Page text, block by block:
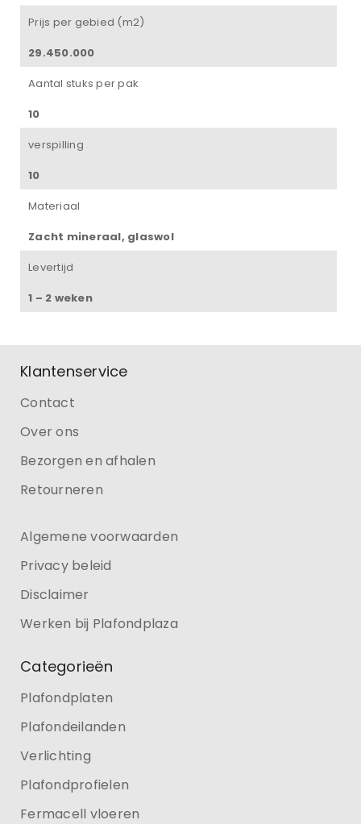
Prijs per gebied (m2)
29.450.000
Aantal stuks per pak
10
verspilling
10
Materiaal
Zacht mineraal, glaswol
Levertijd
1 – 2 weken
Klantenservice
Contact
Over ons
Bezorgen en afhalen
Retourneren
Algemene voorwaarden
Privacy beleid
Disclaimer
Werken bij Plafondplaza
Categorieën
Plafondplaten
Plafondeilanden
Verlichting
Plafondprofielen
Fermacell vloeren